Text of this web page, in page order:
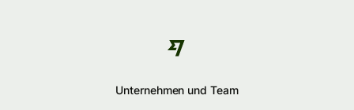
Unternehmen und Team